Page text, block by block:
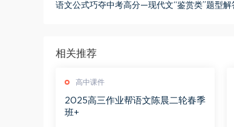
语文公式巧夺中考高分—现代文“鉴赏类”题型解
相关推荐
高中课件
2025高三作业帮语文陈晨二轮春季
班+